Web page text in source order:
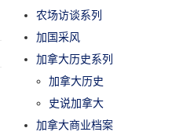
农场访谈系列
加国采风
加拿大历史系列
加拿大历史
史说加拿大
加拿大商业档案